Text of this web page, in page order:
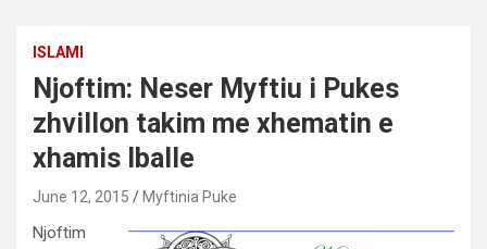
ISLAMI
Njoftim: Neser Myftiu i Pukes
zhvillon takim me xhematin e
xhamis Iballe
June 12, 2015 Myftinia Puke
Njoftim